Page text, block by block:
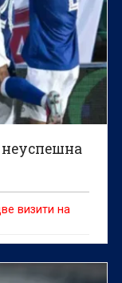
визити на